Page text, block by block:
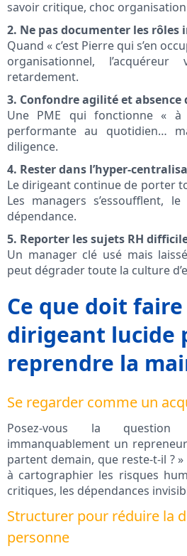
savoir critique, choc
2. Ne pas documenter les rôles
Quand « c’est Pierre qui s’en
organisationnel,
retardement.
3. Confondre agilité et absence
Une PME qui fonctionne «
performante au quotidien…
diligence.
4. Rester dans l’hyper-
Le dirigeant continue de porter
Les managers s’essoufflent,
dépendance.
5. Reporter les sujets RH
Un manager clé usé mais
peut dégrader toute la culture
Ce que doit
dirigeant lucide
reprendre la
Se regarder comme un
Posez-vous la
immanquablement un
partent demain, que reste-t-il ?
à cartographier les risques
critiques, les dépendances
Structurer pour réduire la
personne